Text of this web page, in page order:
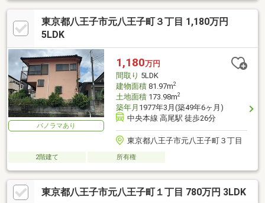
東京都八王子市元八王子町３丁目 1,180万円
5LDK
パノラマあり
1,180万円
間取り 5LDK
建物面積81.97m2
土地面積173.98m2
築年月 1977年3月(築49年6ヶ月)
中央本線 高尾駅 徒歩26分
東京都八王子市元八王子町３丁目
2階建て 所有権
東京都八王子市元八王子町１丁目 780万円 3LDK